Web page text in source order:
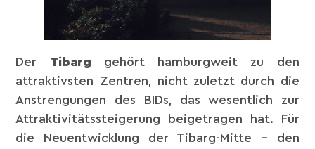
Der Tibarg gehört hamburgweit zu den
attraktivsten Zentren, nicht zuletzt durch die
Anstrengungen des BIDs, das wesentlich zur
Attraktivitätssteigerung beigetragen hat. Für
die Neuentwicklung der Tibarg-Mitte – den